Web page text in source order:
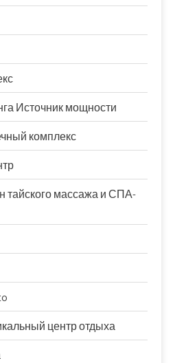
Источник мощности
комплекс
тайского массажа и СПА-
центр отдыха